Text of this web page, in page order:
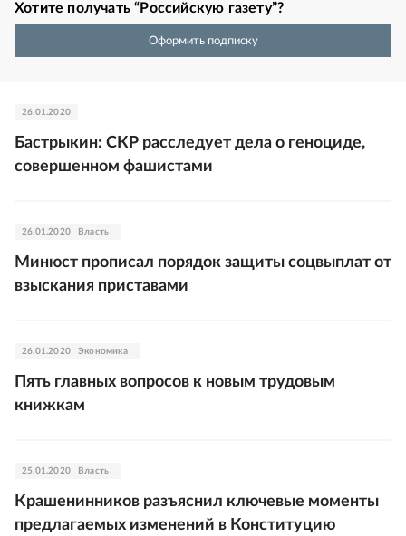
Хотите получать “Российскую газету”?
Оформить подписку
26.01.2020
Бастрыкин: СКР расследует дела о геноциде,
совершенном фашистами
26.01.2020 Власть
Минюст прописал порядок защиты соцвыплат от
взыскания приставами
26.01.2020 Экономика
Пять главных вопросов к новым трудовым
книжкам
25.01.2020 Власть
Крашенинников разъяснил ключевые моменты
предлагаемых изменений в Конституцию